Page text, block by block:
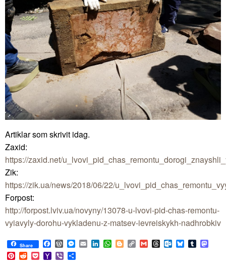
Artiklar som skrivit idag.
Zaxid:
https://zaxid.net/
Zik:
https://zik.ua/news/2018/06/22/
Forpost:
http://forpost.lviv.ua/novyny/13078-u-lvovi-pid-chas-remontu-
vyiavyly-dorohu-vykladenu-z-matsev-ievreiskykh-nadhrobkiv
Share Facebook
WordPress
Messenger
EmailLinkedIn
WhatsApp
BloggerCopy
Link
GmailThreadsOutlook.com
BlueskyTumblr
Pinterest
RedditPocketYahoo
Mail
Viber